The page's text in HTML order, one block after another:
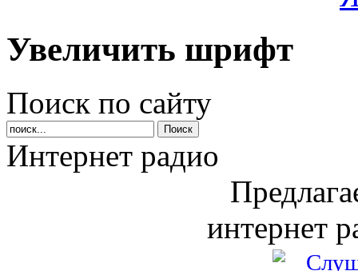
Увеличить шрифт
Поиск по сайту
Интернет радио
интернет